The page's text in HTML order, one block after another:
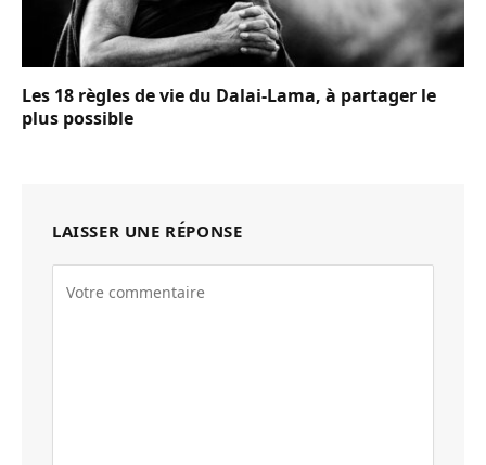
Les 18 règles de vie du Dalai-Lama, à partager le
plus possible
LAISSER UNE RÉPONSE